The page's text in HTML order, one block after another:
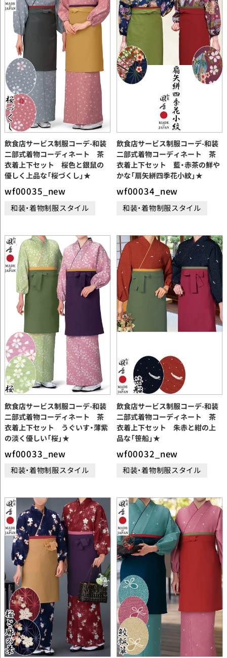
飲食店サービス制服コーデ-和装
二部式着物コーディネート 茶
衣着上下セット 桜色と銀鼠の
優しく上品な「桜づくし」★
wf00035_new
和装・着物制服スタイル
飲食店サービス制服コーデ-和装
二部式着物コーディネート 茶
衣着上下セット 藍・赤茶の鮮や
かな「扇矢絣四季花小紋」★
wf00034_new
和装・着物制服スタイル
飲食店サービス制服コーデ-和装
二部式着物コーディネート 茶
衣着上下セット うぐいす・薄紫
の淡く優しい「桜」★
wf00033_new
和装・着物制服スタイル
飲食店サービス制服コーデ-和装
二部式着物コーディネート 茶
衣着上下セット 朱赤と紺の上
品な「笹船」★
wf00032_new
和装・着物制服スタイル